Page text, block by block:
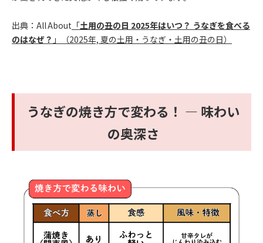
出典： All About 「土用の丑の日 2025年はいつ？ うなぎを食べる
のはなぜ？ 」（2025年, 夏の土用・うなぎ・土用の丑の日）
うなぎの焼き方で変わる！ ― 味わい
の奥深さ